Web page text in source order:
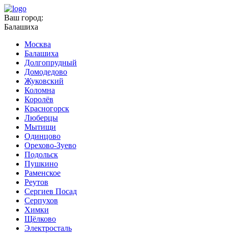
Ваш город:
Балашиха
Москва
Балашиха
Долгопрудный
Домодедово
Жуковский
Коломна
Королёв
Красногорск
Люберцы
Мытищи
Одинцово
Орехово-Зуево
Подольск
Пушкино
Раменское
Реутов
Сергиев Посад
Серпухов
Химки
Щёлково
Электросталь